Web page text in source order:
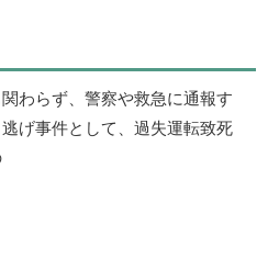
わらず、警察や救急に通報す
げ事件として、過失運転致死